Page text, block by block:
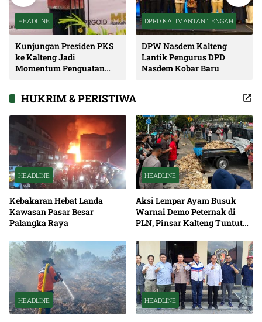
HEADLINE
Kunjungan Presiden PKS
ke Kalteng Jadi
Momentum Penguatan
DPRD KALIMANTAN TENGAH
DPW Nasdem Kalteng
Lantik Pengurus DPD
Nasdem Kobar Baru
HUKRIM & PERISTIWA
HEADLINE
Kebakaran Hebat Landa
Kawasan Pasar Besar
Palangka Raya
HEADLINE
Aksi Lempar Ayam Busuk
Warnai Demo Peternak di
PLN, Pinsar Kalteng Tuntut
HEADLINE HEADLINE